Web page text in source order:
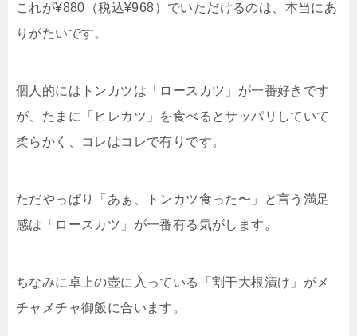
これが¥880（税込¥968）でいただけるのは、本当にあ
りがたいです。
個人的にはトンカツは「ロースカツ」が一番好きです
が、たまに「ヒレカツ」を食べるとサッパリしていて
柔らかく、コレはコレで有りです。
ただやっぱり「あぁ、トンカツ食った〜」と言う満足
感は「ロースカツ」が一番有る気がします。
ちなみに卓上の壺に入っている「割干大根漬け」がメ
チャメチャ御飯に合います。